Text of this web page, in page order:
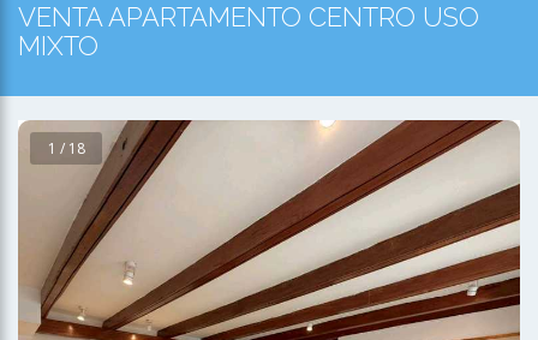
VENTA APARTAMENTO CENTRO USO
MIXTO
1 / 18